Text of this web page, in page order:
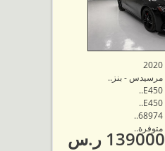
2020
مرسيدس - بنز..
E450..
E450..
68974..
متوفرة‬..
139000 ر.س